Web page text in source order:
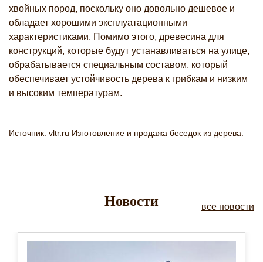
хвойных пород, поскольку оно довольно дешевое и
обладает хорошими эксплуатационными
характеристиками. Помимо этого, древесина для
конструкций, которые будут устанавливаться на улице,
обрабатывается специальным составом, который
обеспечивает устойчивость дерева к грибкам и низким
и высоким температурам.
Источник: vltr.ru Изготовление и продажа беседок из дерева.
Новости все новости